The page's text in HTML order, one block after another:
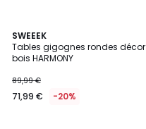
SWEEEK
Tables gigognes rondes décor
bois HARMONY
89,99 €
71,99 € -20%
5
/
5